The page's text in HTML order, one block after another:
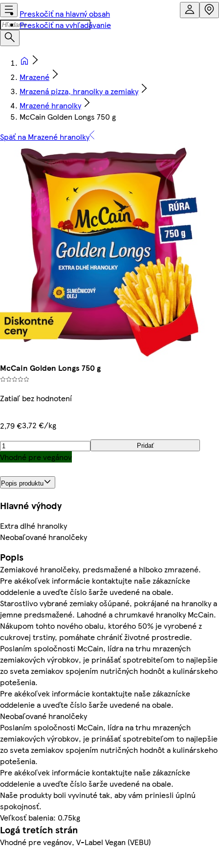
Preskočiť na hlavný obsah
Preskočiť na vyhľadávanie
Mrazené
Mrazená pizza, hranolky a zemiaky
Mrazené hranolky
McCain Golden Longs 750 g
Späť na Mrazené hranolky
McCain Golden Longs 750 g
Zatiaľ bez hodnotení
2,79 €3,72 €/kg
Pridať
Vhodné pre vegánov
Popis produktu
Hlavné výhody
Extra dlhé hranolky
Neobaľované hranolčeky
Popis
Zemiakové hranolčeky, predsmažené a hlboko zmrazené.
Pre akékoľvek informácie kontaktujte naše zákaznícke
oddelenie a uveďte číslo šarže uvedené na obale.
Starostlivo vybrané zemiaky ošúpané, pokrájané na hranolky a
jemne predsmažené. Lahodné a chrumkavé hranolky McCain.
Nákupom tohto nového obalu, ktorého 50% je vyrobené z
cukrovej trstiny, pomáhate chrániť životné prostredie.
Poslaním spoločnosti McCain, lídra na trhu mrazených
zemiakových výrobkov, je prinášať spotrebiteľom to najlepšie
zo sveta zemiakov spojením nutričných hodnôt a kulinárskeho
potešenia.
Pre akékoľvek informácie kontaktujte naše zákaznícke
oddelenie a uveďte číslo šarže uvedené na obale.
Neobaľované hranolčeky
Poslaním spoločnosti McCain, lídra na trhu mrazených
zemiakových výrobkov, je prinášať spotrebiteľom to najlepšie
zo sveta zemiakov spojením nutričných hodnôt a kulinárskeho
potešenia.
Pre akékoľvek informácie kontaktujte naše zákaznícke
oddelenie a uveďte číslo šarže uvedené na obale.
Naše produkty boli vyvinuté tak, aby vám priniesli úplnú
spokojnosť.
Veľkosť balenia: 0.75kg
Logá tretích strán
Vhodné pre vegánov, V-Label Vegan (VEBU)